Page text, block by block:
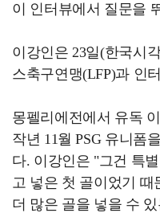
이 인터뷰에서 질문을
이강인은 23일(한국시
스축구연맹(LFP)과 인
몽펠리에전에서 유독
작년 11월 PSG 유니폼
다. 이강인은 "그건 특
고 넣은 첫 골이었기
더 많은 골을 넣을 수